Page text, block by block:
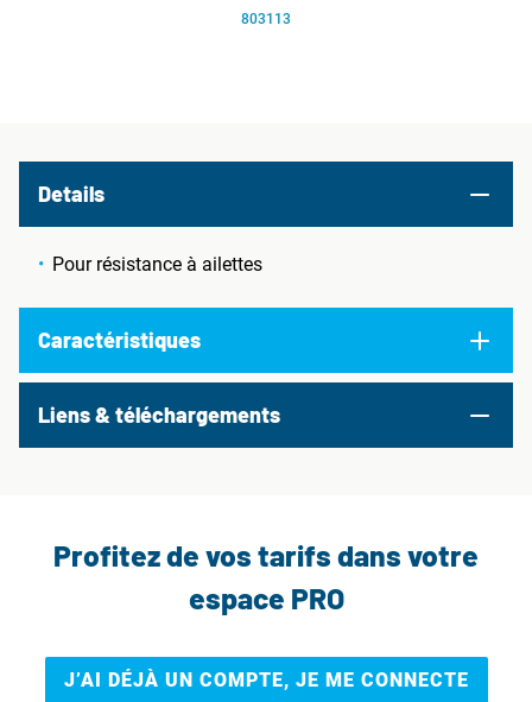
803113
Details
Pour résistance à ailettes
Caractéristiques
Liens & téléchargements
Profitez de vos tarifs dans votre
espace PRO
J’AI DÉJÀ UN COMPTE, JE ME CONNECTE